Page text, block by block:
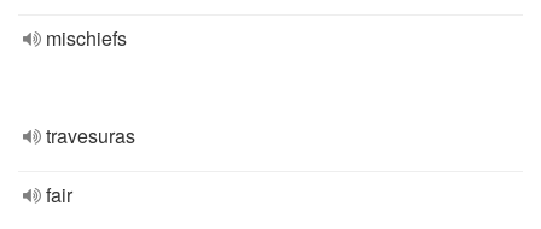
mischiefs
travesuras
fair